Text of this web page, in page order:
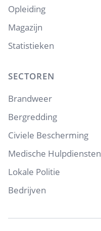
Opleiding
Magazijn
Statistieken
SECTOREN
Brandweer
Bergredding
Civiele Bescherming
Medische Hulpdiensten
Lokale Politie
Bedrijven